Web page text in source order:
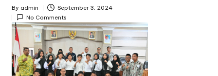
P
o
s
e
d
b
By admin
September 3, 2024
No Comments